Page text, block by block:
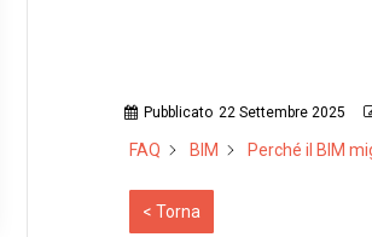
Pubblicato 22 Settembre 2025
FAQ BIM Perché il BIM
< Torna